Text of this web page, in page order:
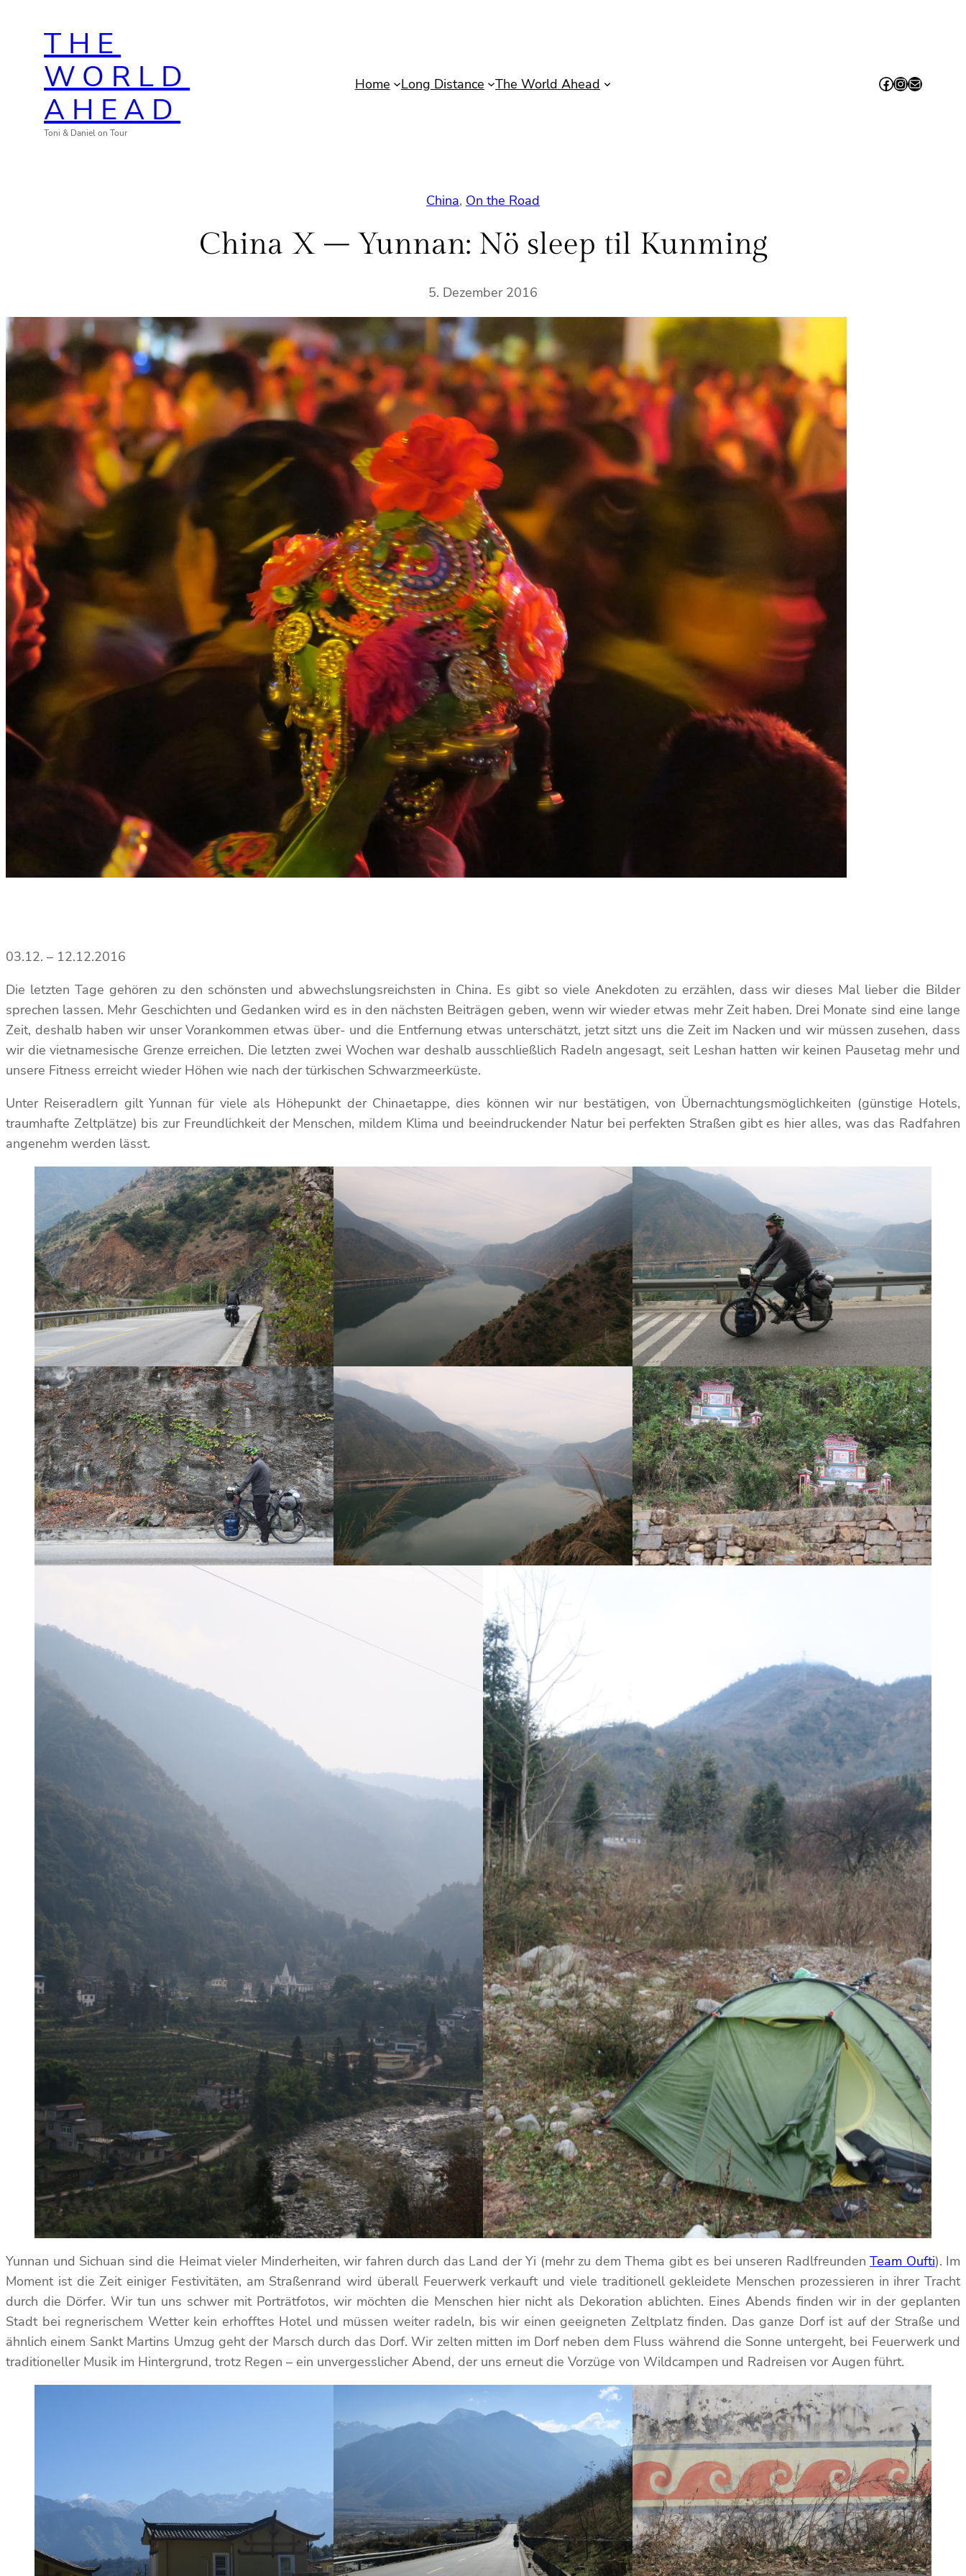
springenTHE
WORLD
AHEAD
Toni & Daniel on Tour
Home Long Distance The World Ahead Facebook InstagramContact us!
China, On the Road
China X – Yunnan: Nö sleep til Kunming
5. Dezember 2016
03.12. – 12.12.2016
Die letzten Tage gehören zu den schönsten und abwechslungsreichsten in China. Es gibt so viele Anekdoten zu erzählen, dass wir dieses Mal lieber die Bilder
sprechen lassen. Mehr Geschichten und Gedanken wird es in den nächsten Beiträgen geben, wenn wir wieder etwas mehr Zeit haben. Drei Monate sind eine lange
Zeit, deshalb haben wir unser Vorankommen etwas über- und die Entfernung etwas unterschätzt, jetzt sitzt uns die Zeit im Nacken und wir müssen zusehen, dass
wir die vietnamesische Grenze erreichen. Die letzten zwei Wochen war deshalb ausschließlich Radeln angesagt, seit Leshan hatten wir keinen Pausetag mehr und
unsere Fitness erreicht wieder Höhen wie nach der türkischen Schwarzmeerküste.
Unter Reiseradlern gilt Yunnan für viele als Höhepunkt der Chinaetappe, dies können wir nur bestätigen, von Übernachtungsmöglichkeiten (günstige Hotels,
traumhafte Zeltplätze) bis zur Freundlichkeit der Menschen, mildem Klima und beeindruckender Natur bei perfekten Straßen gibt es hier alles, was das Radfahren
angenehm werden lässt.
Yunnan und Sichuan sind die Heimat vieler Minderheiten, wir fahren durch das Land der Yi (mehr zu dem Thema gibt es bei unseren Radlfreunden Team Oufti). Im
Moment ist die Zeit einiger Festivitäten, am Straßenrand wird überall Feuerwerk verkauft und viele traditionell gekleidete Menschen prozessieren in ihrer Tracht
durch die Dörfer. Wir tun uns schwer mit Porträtfotos, wir möchten die Menschen hier nicht als Dekoration ablichten. Eines Abends finden wir in der geplanten
Stadt bei regnerischem Wetter kein erhofftes Hotel und müssen weiter radeln, bis wir einen geeigneten Zeltplatz finden. Das ganze Dorf ist auf der Straße und
ähnlich einem Sankt Martins Umzug geht der Marsch durch das Dorf. Wir zelten mitten im Dorf neben dem Fluss während die Sonne untergeht, bei Feuerwerk und
traditioneller Musik im Hintergrund, trotz Regen – ein unvergesslicher Abend, der uns erneut die Vorzüge von Wildcampen und Radreisen vor Augen führt.